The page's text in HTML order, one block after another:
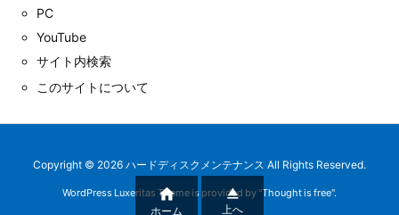
PC
YouTube
サイト内検索
このサイトについて
Copyright © 2026 ハードディスクメンテナンス All Rights Reserved.
WordPress Luxeritas Theme is provided by "Thought is free".

ホーム

上へ